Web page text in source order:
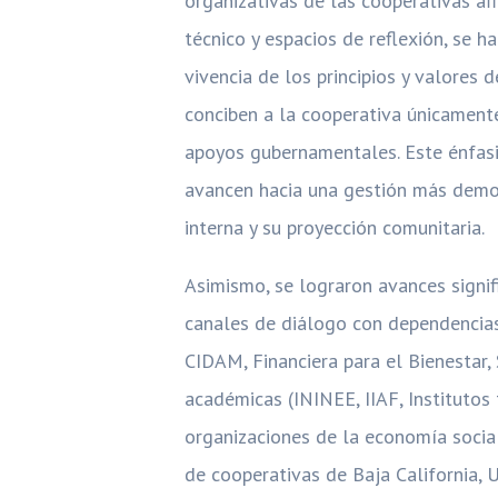
técnico y espacios de reflexión, se
vivencia de los principios y valores
conciben a la cooperativa
apoyos gubernamentales. Este
avancen hacia una gestión más
interna y su proyección comunitaria.
Asimismo, se lograron avances
canales de diálogo con
CIDAM, Financiera para el
académicas (ININEE, IIAF,
organizaciones de la economía
de cooperativas de Baja California,